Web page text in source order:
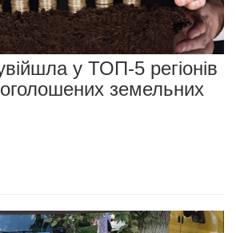
у ТОП-5 регіонів
оголошених земельних